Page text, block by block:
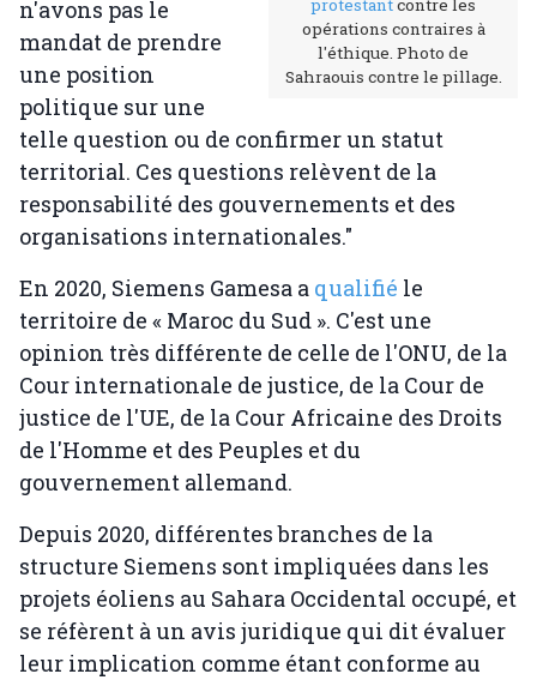
protestantcontre les
opérations contraires à
l'éthique. Photo de
Sahraouis contre le pillage.
n'avons pas le
mandat de prendre
une position
politique sur une
telle question ou de confirmer un statut
territorial. Ces questions relèvent de la
responsabilité des gouvernements et des
organisations internationales."
En 2020, Siemens Gamesa a qualifié le
territoire de « Maroc du Sud ». C'est une
opinion très différente de celle de l'ONU, de la
Cour internationale de justice, de la Cour de
justice de l'UE, de la Cour Africaine des Droits
de l'Homme et des Peuples et du
gouvernement allemand.
Depuis 2020, différentes branches de la
structure Siemens sont impliquées dans les
projets éoliens au Sahara Occidental occupé, et
se réfèrent à un avis juridique qui dit évaluer
leur implication comme étant conforme au